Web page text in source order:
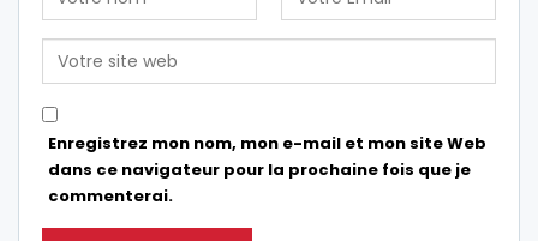
Enregistrez mon nom, mon e-mail et mon site Web
dans ce navigateur pour la prochaine fois que je
commenterai.